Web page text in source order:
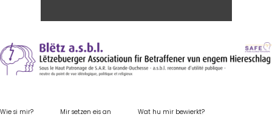
Wie si mir? Mir setzen eis an Wat hu mir bewierkt?